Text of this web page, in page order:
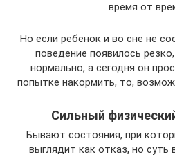
время от
Но если ребенок и во сне не
поведение появилось
нормально, а сегодня он
попытке накормить, то,
Сильный
Бывают состояния, при
выглядит как отказ, но суть